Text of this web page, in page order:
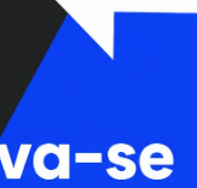
Colaboradores
Cursos